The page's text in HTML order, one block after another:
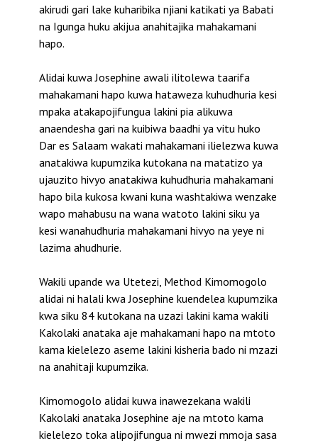
akirudi gari lake kuharibika njiani katikati ya Babati
na Igunga huku akijua anahitajika mahakamani
hapo.
Alidai kuwa Josephine awali ilitolewa taarifa
mahakamani hapo kuwa hataweza kuhudhuria kesi
mpaka atakapojifungua lakini pia alikuwa
anaendesha gari na kuibiwa baadhi ya vitu huko
Dar es Salaam wakati mahakamani ilielezwa kuwa
anatakiwa kupumzika kutokana na matatizo ya
ujauzito hivyo anatakiwa kuhudhuria mahakamani
hapo bila kukosa kwani kuna washtakiwa wenzake
wapo mahabusu na wana watoto lakini siku ya
kesi wanahudhuria mahakamani hivyo na yeye ni
lazima ahudhurie.
Wakili upande wa Utetezi, Method Kimomogolo
alidai ni halali kwa Josephine kuendelea kupumzika
kwa siku 84 kutokana na uzazi lakini kama wakili
Kakolaki anataka aje mahakamani hapo na mtoto
kama kielelezo aseme lakini kisheria bado ni mzazi
na anahitaji kupumzika.
Kimomogolo alidai kuwa inawezekana wakili
Kakolaki anataka Josephine aje na mtoto kama
kielelezo toka alipojifungua ni mwezi mmoja sasa